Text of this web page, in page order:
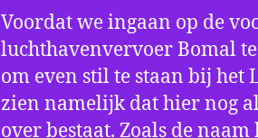
Voordat we ingaan op de
luchthavenvervoer Bomal
om even stil te staan bij het
zien namelijk dat hier nog
over bestaat. Zoals de naam